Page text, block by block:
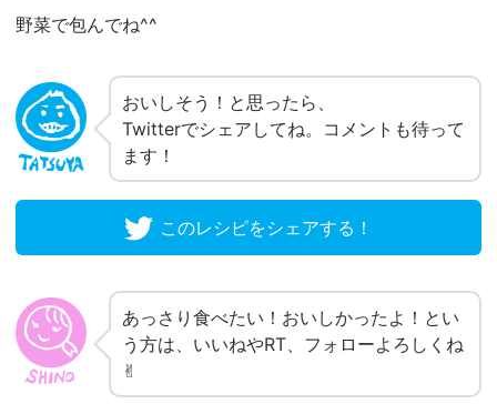
野菜で包んでね^^
おいしそう！と思ったら、
Twitterでシェアしてね。コメントも待って
ます！
このレシピをシェアする！
あっさり食べたい！おいしかったよ！とい
う方は、いいねやRT、フォローよろしくね
✌︎